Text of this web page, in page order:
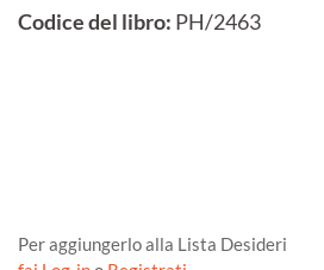
Codice del libro: PH/2463
Per aggiungerlo alla Lista Desideri